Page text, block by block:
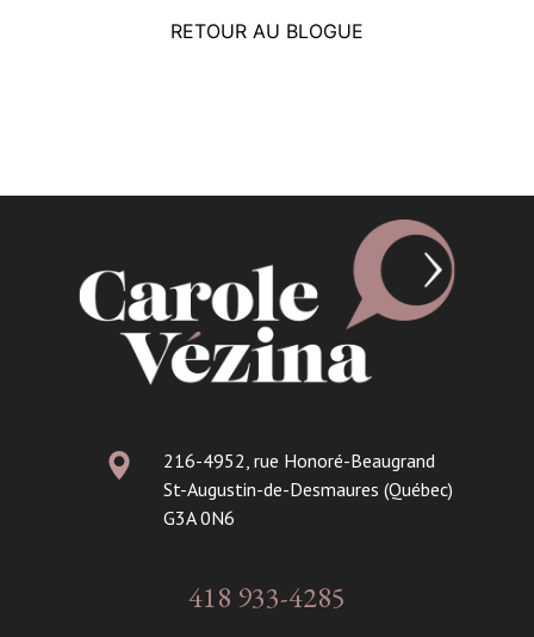
RETOUR AU BLOGUE
216-4952, rue Honoré-Beaugrand
St-Augustin-de-Desmaures (Québec)
G3A 0N6
418 933-4285